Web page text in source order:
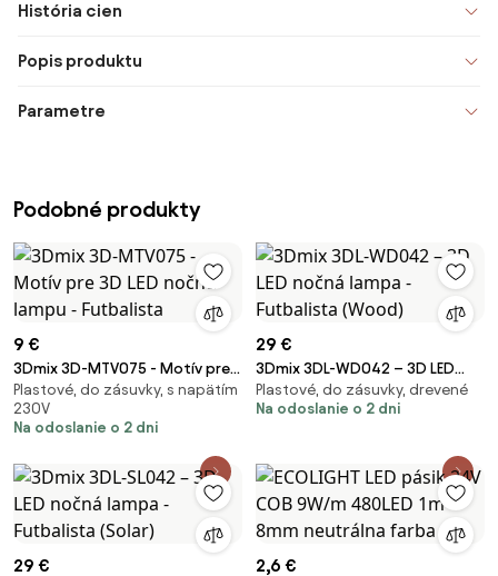
História cien
Popis produktu
Parametre
Podobné produkty
9 €
3Dmix 3D-MTV075 - Motív pre
3D LED nočnú lampu -
Futbalista
Plastové, do zásuvky, s napätím
230V
Na odoslanie o 2 dni
29 €
3Dmix 3DL-WD042 – 3D LED
nočná lampa - Futbalista
(Wood)
Plastové, do zásuvky, drevené
Na odoslanie o 2 dni
29 € 2,6 €